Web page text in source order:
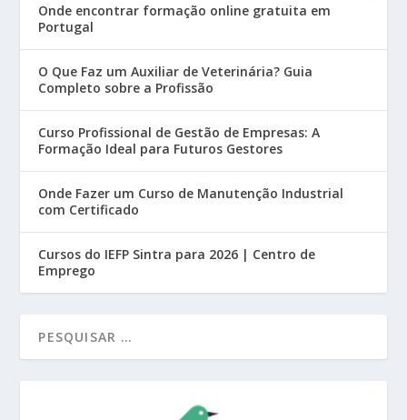
Onde encontrar formação online gratuita em
Portugal
O Que Faz um Auxiliar de Veterinária? Guia
Completo sobre a Profissão
Curso Profissional de Gestão de Empresas: A
Formação Ideal para Futuros Gestores
Onde Fazer um Curso de Manutenção Industrial
com Certificado
Cursos do IEFP Sintra para 2026 | Centro de
Emprego